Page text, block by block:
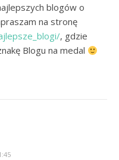
blogów o
na stronę
, gdzie
Blogu na medal